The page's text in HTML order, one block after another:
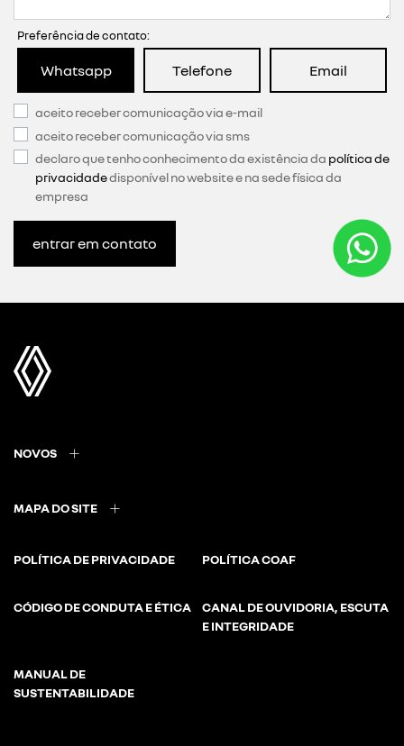
Preferência de contato:
Whatsapp Telefone Email
aceito receber comunicação via e-mail
aceito receber comunicação via sms
declaro que tenho conhecimento da existência da política de
privacidadedisponível no website e na sede física da
empresa
entrar em contato
NOVOS
MAPA DO SITE
POLÍTICA DE PRIVACIDADE POLÍTICA COAF
CÓDIGO DE CONDUTA E ÉTICA
CANAL DE OUVIDORIA, ESCUTA
E INTEGRIDADE
MANUAL DE
SUSTENTABILIDADE